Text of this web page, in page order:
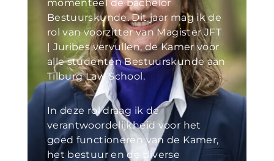
momenteel de bachelor
Bestuurskunde. Dit jaar mag ik de
rol van voorzitter van Magister JFT
| Juribes vervullen, de Kamer voor
alle studenten Bestuurskunde aan
Tilburg Law School.
In deze rol draag ik de
verantwoordelijkheid voor het
goed functioneren van de Kamer,
het bestuur en de diverse